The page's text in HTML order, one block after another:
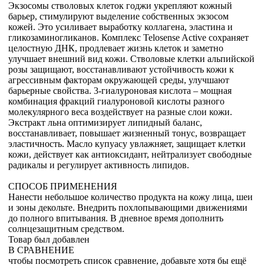
Экзосомы стволовых клеток годжи укрепляют кожный
барьер, стимулируют выделение собственных экзосом
кожей. Это усиливает выработку коллагена, эластина и
гликозаминогликанов. Комплекс Telosense Active сохраняет
целостную ДНК, продлевает жизнь клеток и заметно
улучшает внешний вид кожи. Стволовые клетки альпийской
розы защищают, восстанавливают устойчивость кожи к
агрессивным факторам окружающей среды, улучшают
барьерные свойства. 3-гиалуроновая кислота – мощная
комбинация фракций гиалуроновой кислоты разного
молекулярного веса воздействует на разные слои кожи.
Экстракт льна оптимизирует липидный баланс,
восстанавливает, повышает жизненный тонус, возвращает
эластичность. Масло купуасу увлажняет, защищает клетки
кожи, действует как антиоксидант, нейтрализует свободные
радикалы и регулирует активность липидов.
СПОСОБ ПРИМЕНЕНИЯ
Нанести небольшое количество продукта на кожу лица, шеи
и зоны декольте. Внедрить похлопывающими движениями
до полного впитывания. В дневное время дополнить
солнцезащитным средством.
Товар был добавлен
В СРАВНЕНИЕ
чтобы посмотреть список сравнение, добавьте хотя бы ещё